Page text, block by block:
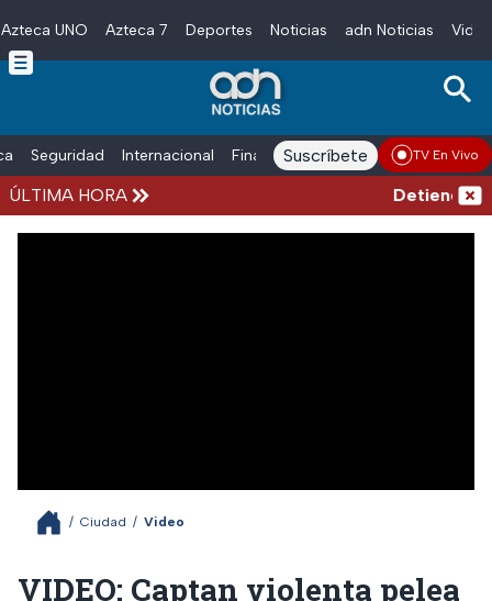
Skip to main content
Azteca UNO Azteca 7 Deportes Noticias adn Noticias
Seguridad Internacional Finanzas adn Noticias Radio
Suscríbete TV En Vivo
ÚLTIMA HORA Detienen
/ Ciudad / Video
VIDEO: Captan violenta pelea